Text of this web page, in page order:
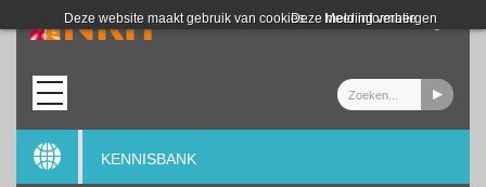
Deze website maakt gebruik van cookies. Meer informatie
Deze melding verbergen
Login
KENNISBANK